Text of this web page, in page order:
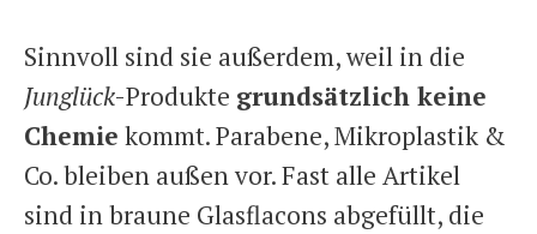
Sinnvoll sind sie außerdem, weil in die
Junglück-Produkte grundsätzlich keine
Chemie kommt. Parabene, Mikroplastik &
Co. bleiben außen vor. Fast alle Artikel
sind in braune Glasflacons abgefüllt, die